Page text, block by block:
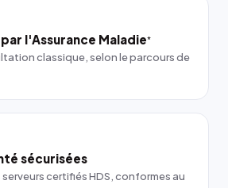
l'Assurance Maladie*
classique, selon le parcours de
sécurisées
certifiés HDS, conformes au